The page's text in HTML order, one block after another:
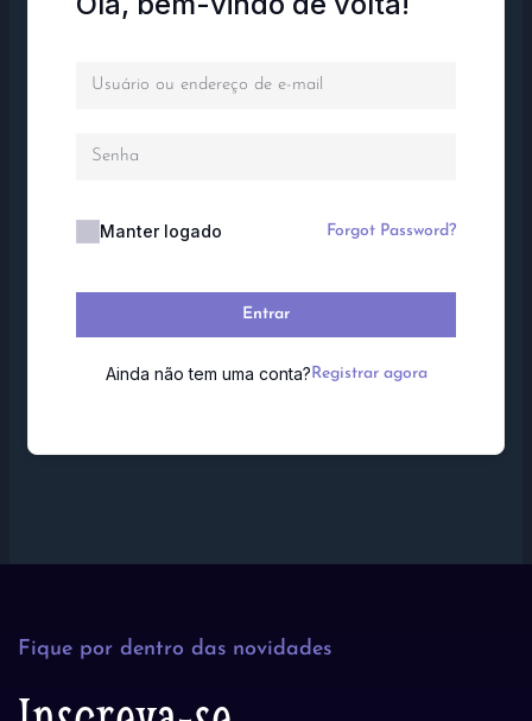
Manter logado Forgot Password?
Entrar
Ainda não tem uma conta? Registrar agora
Fique por dentro das novidades